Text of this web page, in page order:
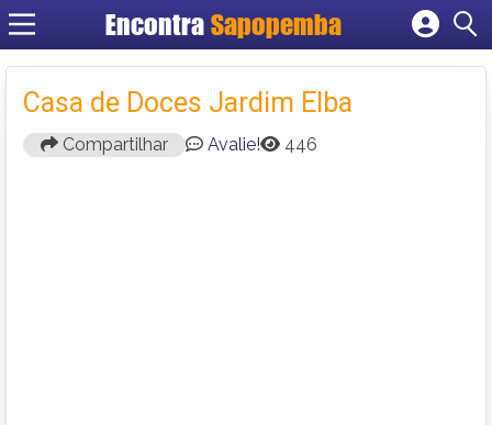
Encontra Sapopemba
Cadastrar empresa
Criar conta
Casa de Doces Jardim Elba
Compartilhar Avalie! 446